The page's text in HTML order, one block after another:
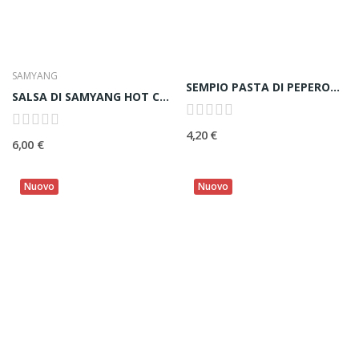
SAMYANG
SALSA DI SAMYANG HOT CHICKEN (Buldak) - 165ml
6,00 €
SEMPIO PASTA DI PEPERONCINO agro piccante...
4,20 €
Nuovo Nuovo